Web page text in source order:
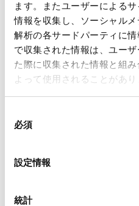
ます。またユーザーによる
情報を収集し、ソーシャル
解析の各サードパーティに
で収集された情報は、ユー
た際に収集された情報と組
よって使用されることがあり
必須
設定情報
統計
機能仕様
機械的仕様
取付設置仕様